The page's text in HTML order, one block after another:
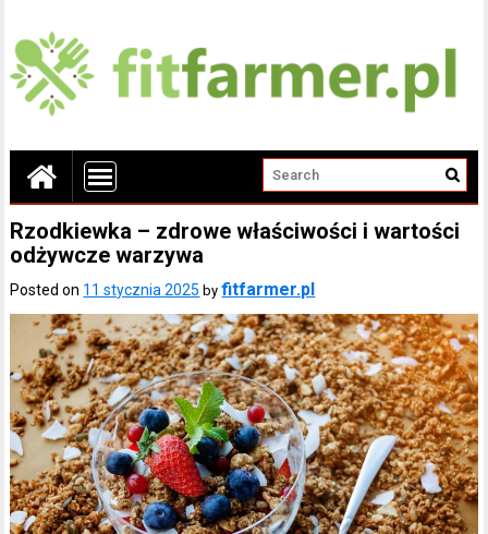
Rzodkiewka – zdrowe właściwości i wartości
odżywcze warzywa
Posted on 11 stycznia 2025 byfitfarmer.pl